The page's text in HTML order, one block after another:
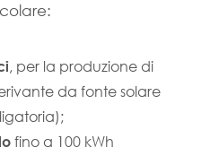
, per la produzione di
da fonte solare
fino a 100 kWh